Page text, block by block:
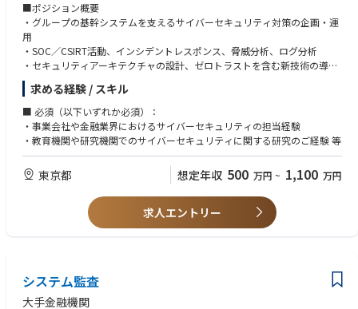
■ポジション概要
・グループの基幹システムを支えるサイバーセキュリティ対策の企画・運
用
・SOC／CSIRT活動、インシデントレスポンス、脅威分析、ログ分析
・セキュリティアーキテクチャの設計、ゼロトラストを含む新技術の導入
検討
・グループ横断でのセキュリティガバナンス強化やルール策定
求める経験 / スキル
■ 必須（以下いずれか必須）：
・事業会社や金融業界におけるサイバーセキュリティの担当経験
・教育機関や研究機関でのサイバーセキュリティに関する研究のご経験 等
東京都 想定年収 500 万円 ~ 1,100 万円
求人エントリー
システム監査
大手金融機関